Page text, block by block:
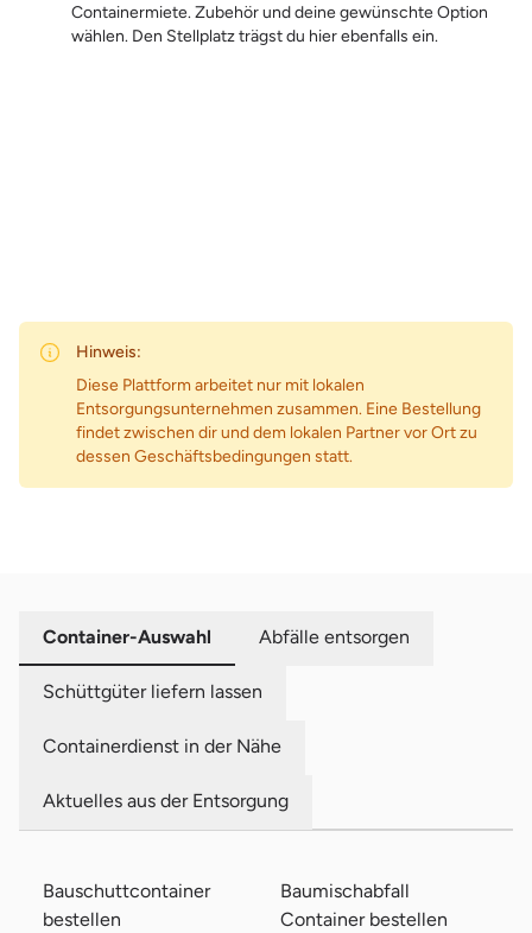
Containermiete. Zubehör und deine gewünschte Option
wählen. Den Stellplatz trägst du hier ebenfalls ein.
Hinweis:
Diese Plattform arbeitet nur mit lokalen
Entsorgungsunternehmen zusammen. Eine Bestellung
findet zwischen dir und dem lokalen Partner vor Ort zu
dessen Geschäftsbedingungen statt.
Container-Auswahl Abfälle entsorgen
Schüttgüter liefern lassen
Containerdienst in der Nähe
Aktuelles aus der Entsorgung
Bauschuttcontainer
bestellen
Baumischabfall
Container bestellen